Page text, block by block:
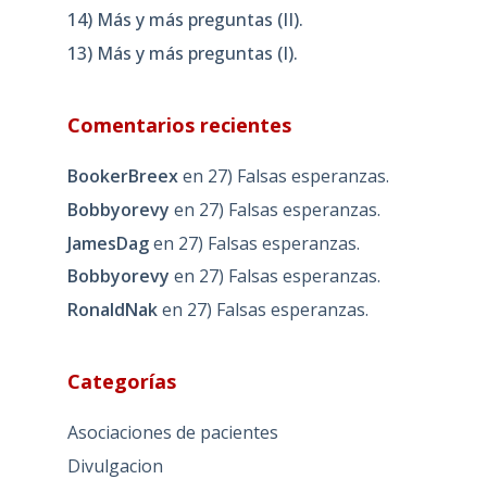
14) Más y más preguntas (II).
13) Más y más preguntas (I).
Comentarios recientes
BookerBreexen 27) Falsas esperanzas.
Bobbyorevy en 27) Falsas esperanzas.
JamesDagen 27) Falsas esperanzas.
Bobbyorevy en 27) Falsas esperanzas.
RonaldNaken 27) Falsas esperanzas.
Categorías
Asociaciones de pacientes
Divulgacion